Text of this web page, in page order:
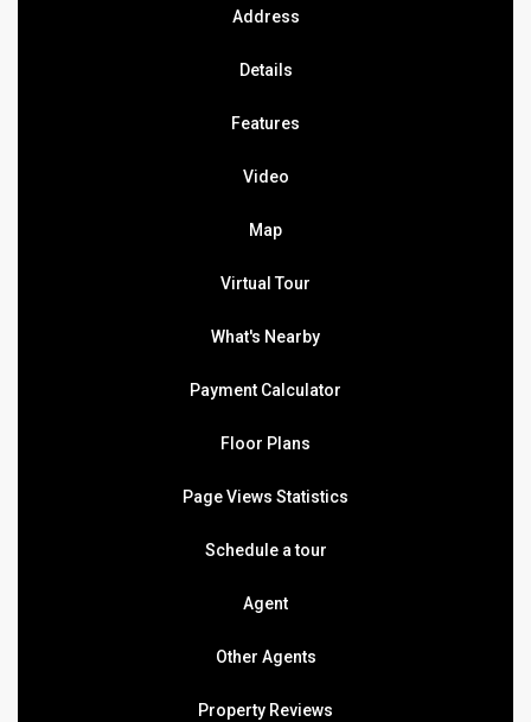
Address
Details
Features
Video
Map
Virtual Tour
What's Nearby
Payment Calculator
Floor Plans
Page Views Statistics
Schedule a tour
Agent
Other Agents
Property Reviews